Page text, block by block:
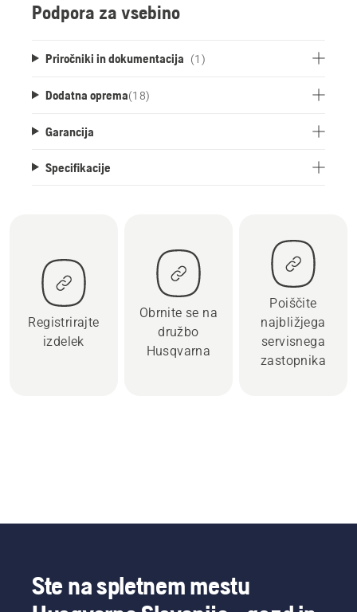
Podpora za vsebino
Priročniki in dokumentacija (1)
Dodatna oprema(18)
Garancija
Specifikacije
Registrirajte
izdelek
Obrnite se na
družbo
Husqvarna
Poiščite
najbližjega
servisnega
zastopnika
Ste na spletnem mestu